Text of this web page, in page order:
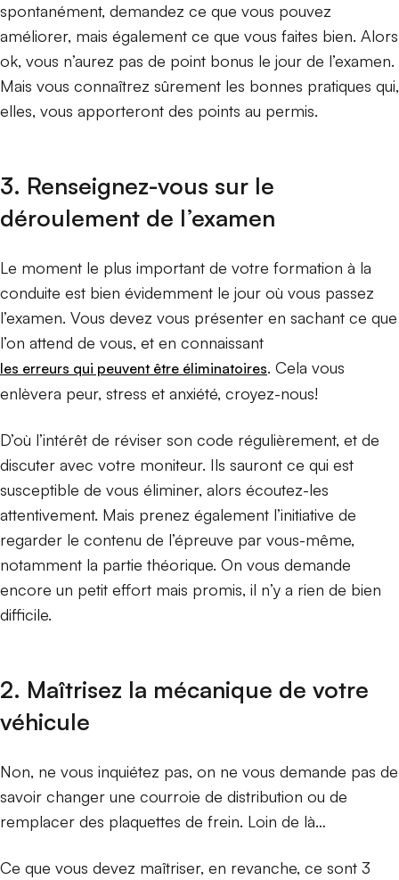
spontanément, demandez ce que vous pouvez
améliorer, mais également ce que vous faites bien. Alors
ok, vous n’aurez pas de point bonus le jour de l’examen.
Mais vous connaîtrez sûrement les bonnes pratiques qui,
elles, vous apporteront des points au permis.
3. Renseignez-vous sur le
déroulement de l’examen
Le moment le plus important de votre formation à la
conduite est bien évidemment le jour où vous passez
l’examen. Vous devez vous présenter en sachant ce que
l’on attend de vous, et en connaissant
les erreurs qui peuvent être éliminatoires. Cela vous
enlèvera peur, stress et anxiété, croyez-nous!
D’où l’intérêt de réviser son code régulièrement, et de
discuter avec votre moniteur. Ils sauront ce qui est
susceptible de vous éliminer, alors écoutez-les
attentivement. Mais prenez également l’initiative de
regarder le contenu de l’épreuve par vous-même,
notamment la partie théorique. On vous demande
encore un petit effort mais promis, il n’y a rien de bien
difficile.
2. Maîtrisez la mécanique de votre
véhicule
Non, ne vous inquiétez pas, on ne vous demande pas de
savoir changer une courroie de distribution ou de
remplacer des plaquettes de frein. Loin de là…
Ce que vous devez maîtriser, en revanche, ce sont 3